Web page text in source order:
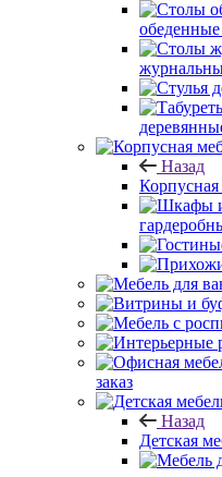
Назад
Корпусная
заказ
Назад
Детская